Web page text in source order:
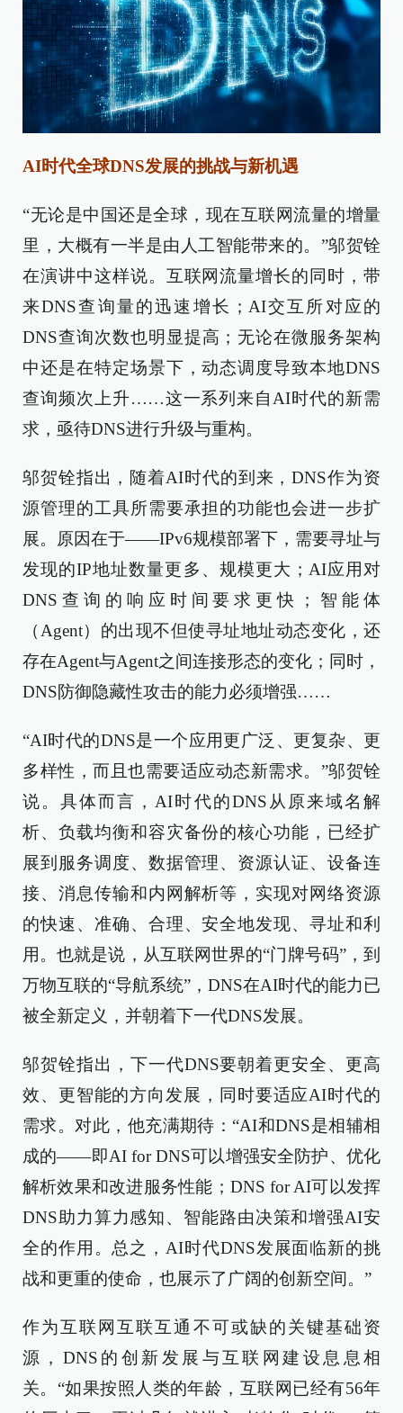
AI时代全球DNS发展的挑战与新机遇
“无论是中国还是全球，现在互联网流量的增量
里，大概有一半是由人工智能带来的。”邬贺铨
在演讲中这样说。互联网流量增长的同时，带
来DNS查询量的迅速增长；AI交互所对应的
DNS查询次数也明显提高；无论在微服务架构
中还是在特定场景下，动态调度导致本地DNS
查询频次上升……这一系列来自AI时代的新需
求，亟待DNS进行升级与重构。
邬贺铨指出，随着AI时代的到来，DNS作为资
源管理的工具所需要承担的功能也会进一步扩
展。原因在于——IPv6规模部署下，需要寻址与
发现的IP地址数量更多、规模更大；AI应用对
DNS查询的响应时间要求更快；智能体
（Agent）的出现不但使寻址地址动态变化，还
存在Agent与Agent之间连接形态的变化；同时，
DNS防御隐藏性攻击的能力必须增强……
“AI时代的DNS是一个应用更广泛、更复杂、更
多样性，而且也需要适应动态新需求。”邬贺铨
说。具体而言，AI时代的DNS从原来域名解
析、负载均衡和容灾备份的核心功能，已经扩
展到服务调度、数据管理、资源认证、设备连
接、消息传输和内网解析等，实现对网络资源
的快速、准确、合理、安全地发现、寻址和利
用。也就是说，从互联网世界的“门牌号码”，到
万物互联的“导航系统”，DNS在AI时代的能力已
被全新定义，并朝着下一代DNS发展。
邬贺铨指出，下一代DNS要朝着更安全、更高
效、更智能的方向发展，同时要适应AI时代的
需求。对此，他充满期待：“AI和DNS是相辅相
成的——即AI for DNS可以增强安全防护、优化
解析效果和改进服务性能；DNS for AI可以发挥
DNS助力算力感知、智能路由决策和增强AI安
全的作用。总之，AI时代DNS发展面临新的挑
战和更重的使命，也展示了广阔的创新空间。”
作为互联网互联互通不可或缺的关键基础资
源，DNS的创新发展与互联网建设息息相
关。“如果按照人类的年龄，互联网已经有56年